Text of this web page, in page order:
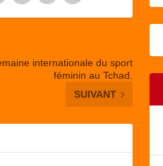
internationale du sport
féminin au Tchad.
SUIVANT